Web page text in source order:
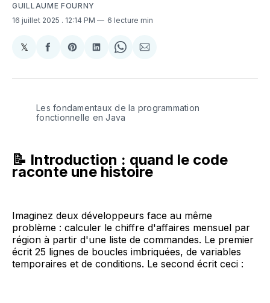
GUILLAUME FOURNY
16 juillet 2025 . 12:14 PM 6 lecture min
𝕏Share
X
Partager
Facebook
Share
Pinterest
Partager
LinkedIn
Share
WhatsApp
Partager
Courriel
Les fondamentaux de la programmation
fonctionnelle en Java
📝 Introduction : quand le code
raconte une histoire
Imaginez deux développeurs face au même
problème : calculer le chiffre d'affaires mensuel par
région à partir d'une liste de commandes. Le premier
écrit 25 lignes de boucles imbriquées, de variables
temporaires et de conditions. Le second écrit ceci :